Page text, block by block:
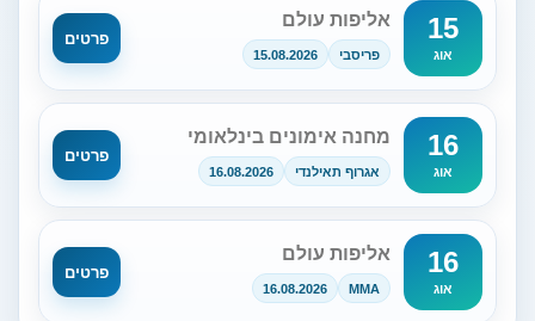
15
אוג
אליפות עולם
פריסבי 15.08.2026
פרטים
16
אוג
מחנה אימונים בינלאומי
אגרוף תאילנדי 16.08.2026
פרטים
16
אוג
אליפות עולם
MMA
16.08.2026
פרטים